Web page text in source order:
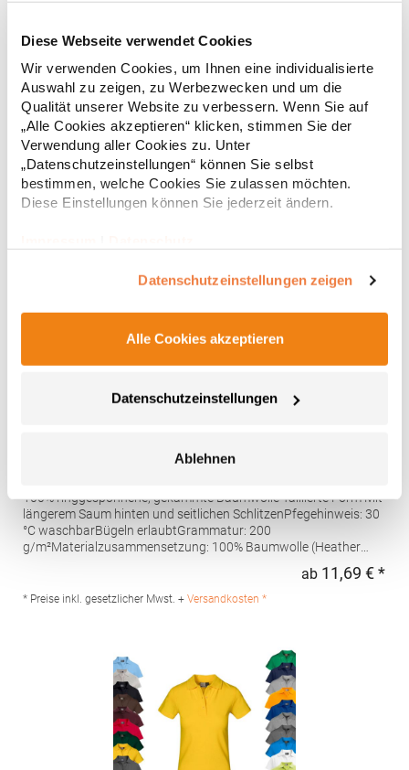
Diese Webseite verwendet Cookies
Wir verwenden Cookies, um Ihnen eine individualisierte
Auswahl zu zeigen, zu Werbezwecken und um die
Qualität unserer Website zu verbessern. Wenn Sie auf
„Alle Cookies akzeptieren“ klicken, stimmen Sie der
Verwendung aller Cookies zu. Unter
„Datenschutzeinstellungen“ können Sie selbst
bestimmen, welche Cookies Sie zulassen möchten.
Diese Einstellungen können Sie jederzeit ändern.
Datenschutzeinstellungen zeigen
Alle Cookies akzeptieren
Datenschutzeinstellungen
Ablehnen
Tailliertes Kurzarm-Poloshirt für Damen aus zertifizierter Bio-
Baumwolle Kragen und Ärmelbündchen aus 1x1-Rippe
Knopfleiste mit zwei Knöpfen Verstärkte Nahtabdeckung am
Kragen Seitenschlitze am Saum Herausreißbares
LabelPfegehinweis: 40 °C waschbarBügeln erlaubtGrammatur:
210 g/m²Materialzusammensetzung: 100% Baumwolle (Heather
Grey: 85% Baumwolle / 15% Viskose)Angaben zur
Spanien E-Mail: info@gorfactory.es
ab12,55 € *
* Preise inkl. gesetzlicher Mwst. +Versandkosten *
AQ020 Asquith & Fox Damen klassisches Polo
100% ringgesponnene, gekämmte Baumwolle Taillierte Form Mit
längerem Saum hinten und seitlichen SchlitzenPfegehinweis: 30
°C waschbarBügeln erlaubtGrammatur: 200
g/m²Materialzusammensetzung: 100% Baumwolle (Heather
Naas Road Bus. Park Naas Road Dublin D12 ER80 ROI Irland E-
ab 11,69 € *
* Preise inkl. gesetzlicher Mwst. + Versandkosten *